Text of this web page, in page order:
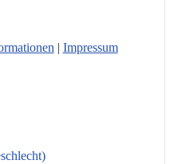
| Impressum